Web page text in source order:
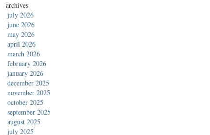
archives
july 2026
june 2026
may 2026
april 2026
march 2026
february 2026
january 2026
december 2025
november 2025
october 2025
september 2025
august 2025
july 2025